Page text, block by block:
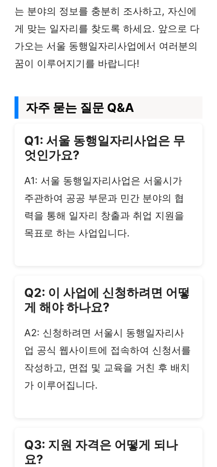
는 분야의 정보를 충분히 조사하고, 자신에
게 맞는 일자리를 찾도록 하세요. 앞으로 다
가오는 서울 동행일자리사업에서 여러분의
꿈이 이루어지기를 바랍니다!
자주 묻는 질문 Q&A
Q1: 서울 동행일자리사업은 무
엇인가요?
A1: 서울 동행일자리사업은 서울시가
주관하여 공공 부문과 민간 분야의 협
력을 통해 일자리 창출과 취업 지원을
목표로 하는 사업입니다.
Q2: 이 사업에 신청하려면 어떻
게 해야 하나요?
A2: 신청하려면 서울시 동행일자리사
업 공식 웹사이트에 접속하여 신청서를
작성하고, 면접 및 교육을 거친 후 배치
가 이루어집니다.
Q3: 지원 자격은 어떻게 되나
요?